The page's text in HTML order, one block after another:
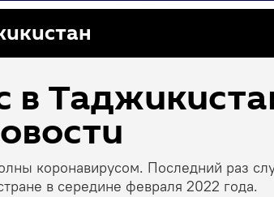
в
коронавирусом. Последний раз
в середине февраля 2022 года.